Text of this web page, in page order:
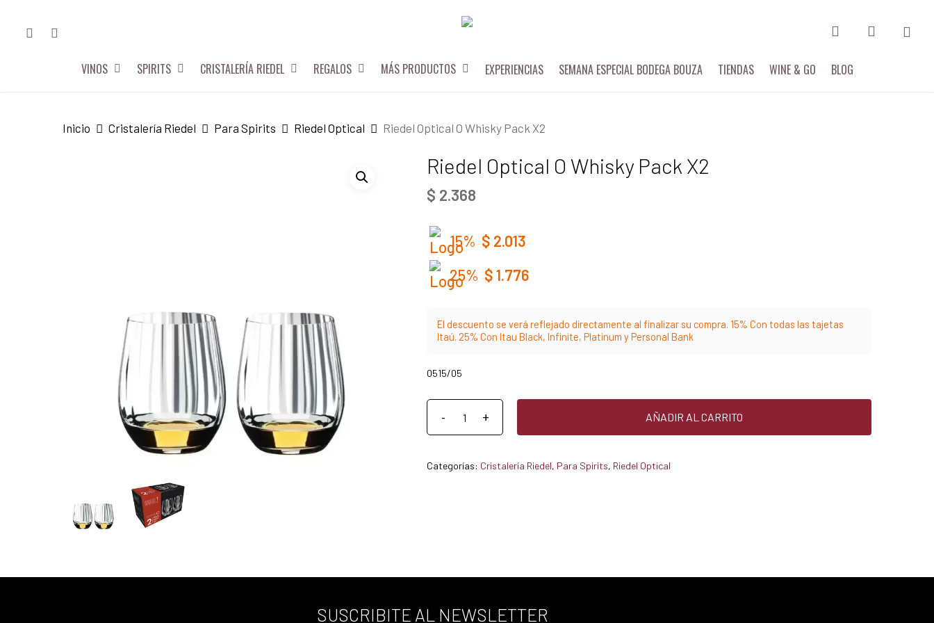
FACEBOOKINSTAGRAM
VINOS SPIRITS CRISTALERÍA RIEDEL REGALOS MÁS PRODUCTOS EXPERIENCIAS SEMANA ESPECIAL BODEGA BOUZA TIENDAS WINE & GO BLOG
Inicio Cristalería Riedel Para Spirits Riedel Optical Riedel Optical O Whisky Pack X2
Riedel Optical O Whisky Pack X2
$ 2.368
15% $ 2.013
25% $1.776
El descuento se verá reflejado directamente al finalizar su compra. 15% Con todas las tajetas
Itaú. 25% Con Itau Black, Infinite, Platinum y Personal Bank
0515/05
AÑADIR AL CARRITO
Categorías: Cristalería Riedel, Para Spirits, Riedel Optical
SUSCRIBITE AL NEWSLETTER